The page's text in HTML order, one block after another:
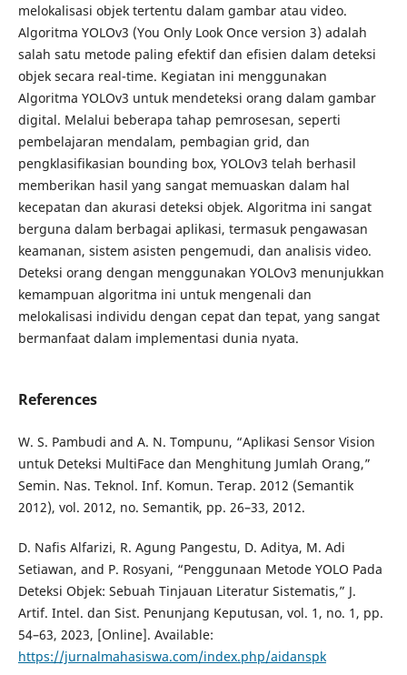
melokalisasi objek tertentu dalam gambar atau video.
Algoritma YOLOv3 (You Only Look Once version 3) adalah
salah satu metode paling efektif dan efisien dalam deteksi
objek secara real-time. Kegiatan ini menggunakan
Algoritma YOLOv3 untuk mendeteksi orang dalam gambar
digital. Melalui beberapa tahap pemrosesan, seperti
pembelajaran mendalam, pembagian grid, dan
pengklasifikasian bounding box, YOLOv3 telah berhasil
memberikan hasil yang sangat memuaskan dalam hal
kecepatan dan akurasi deteksi objek. Algoritma ini sangat
berguna dalam berbagai aplikasi, termasuk pengawasan
keamanan, sistem asisten pengemudi, dan analisis video.
Deteksi orang dengan menggunakan YOLOv3 menunjukkan
kemampuan algoritma ini untuk mengenali dan
melokalisasi individu dengan cepat dan tepat, yang sangat
bermanfaat dalam implementasi dunia nyata.
References
W. S. Pambudi and A. N. Tompunu, “Aplikasi Sensor Vision
untuk Deteksi MultiFace dan Menghitung Jumlah Orang,”
Semin. Nas. Teknol. Inf. Komun. Terap. 2012 (Semantik
2012), vol. 2012, no. Semantik, pp. 26–33, 2012.
D. Nafis Alfarizi, R. Agung Pangestu, D. Aditya, M. Adi
Setiawan, and P. Rosyani, “Penggunaan Metode YOLO Pada
Deteksi Objek: Sebuah Tinjauan Literatur Sistematis,” J.
Artif. Intel. dan Sist. Penunjang Keputusan, vol. 1, no. 1, pp.
54–63, 2023, [Online]. Available:
https://jurnalmahasiswa.com/index.php/aidanspk